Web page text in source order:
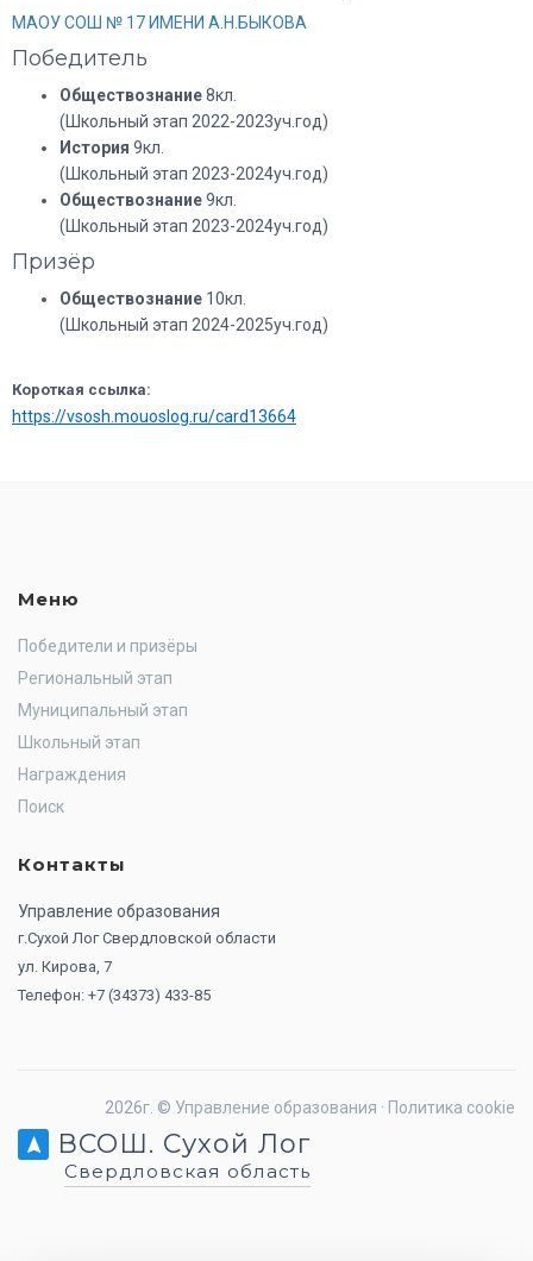
МАОУ СОШ № 17 ИМЕНИ А.Н.БЫКОВА
Победитель
Обществознание8кл.
(Школьный этап 2022-2023уч.год)
История 9кл.
(Школьный этап 2023-2024уч.год)
Обществознание9кл.
(Школьный этап 2023-2024уч.год)
Призёр
Обществознание 10кл.
(Школьный этап 2024-2025уч.год)
Короткая ссылка:
https://vsosh.mouoslog.ru/card13664
Меню
Победители и призёры
Региональный этап
Муниципальный этап
Школьный этап
Награждения
Поиск
Контакты
Управление образования
г.Сухой Лог Свердловской области
ул. Кирова, 7
Телефон: +7 (34373) 433-85
2026г. © Управление образования · Политика cookie
ВСОШ. Сухой Лог
Свердловская область